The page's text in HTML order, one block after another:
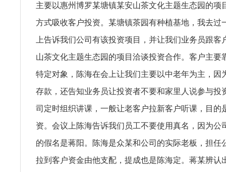
主要以惠州博罗某塘镇某安山茶文化主题生态园的项
方式吸收客户投资。某塘镇茶园有种植基地，我去过
上告诉我们公司有该投资项目，并让我们业务员跟客
山茶文化主题生态园的项目洽谈投资合作。客户主要
特定对象，陈海在会上让我们主要以中老年为主，因
存款，还告知业务员让投资者不要和家里人说参与投
司定时组织讲课，一般让老客户拉新客户听课，目的
资。会议上陈海告诉我们员工不要使用真名，因为公
的假名是蒋阳。陈海是众某和公司的实际老板，担任
拉到客户资金由他支配，提成也是陈海定。蒋某辨认